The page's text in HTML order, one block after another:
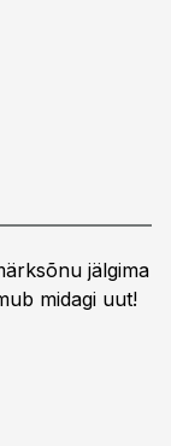
jälgima
midagi uut!